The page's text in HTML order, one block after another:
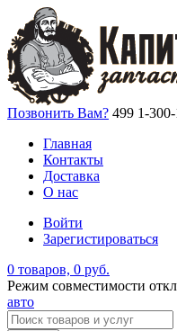
Позвонить Вам? 499 1-
Главная
Контакты
Доставка
О нас
Войти
Зарегистироваться
0 товаров, 0 руб.
Режим совместимости
авто